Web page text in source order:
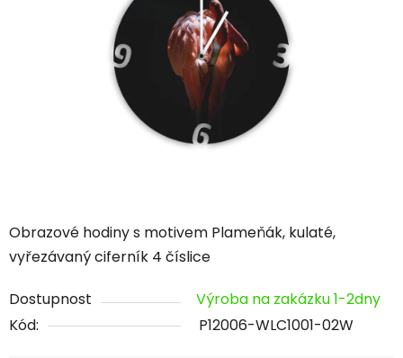
Obrazové hodiny s motivem Plameňák, kulaté,
vyřezávaný ciferník 4 číslice
Dostupnost
Výroba na zakázku 1-2dny
Kód:
P12006-WLC1001-02W